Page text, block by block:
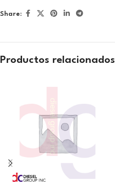
Share:
Productos relacionados